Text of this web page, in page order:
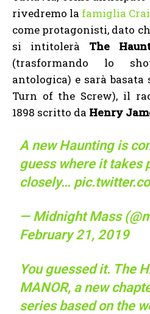
rivedremo la famiglia
come protagonisti, dato
si intitolerà The
(trasformando lo
antologica) e sarà basata
Turn of the Screw), il
1898 scritto da Henry
A new Haunting is
guess where it takes
closely…
— Midnight Mass
February 21, 2019
You guessed it. The
MANOR, a new
series based on the